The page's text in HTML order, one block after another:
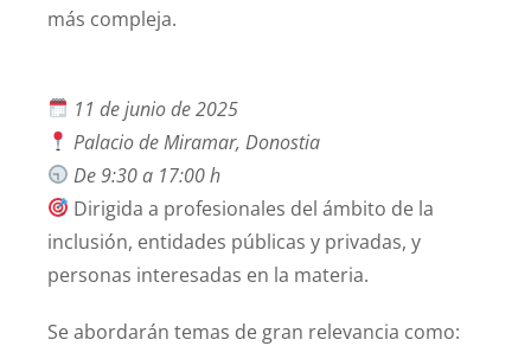
más compleja.
11dejuniode2025
PalaciodeMiramar,Donostia
De9:30a 17:00h
Dirigidaa profesionales delámbito de la
inclusión, entidades públicas y privadas, y
personas interesadas en la materia.
Seabordarán temas de gran relevancia como: